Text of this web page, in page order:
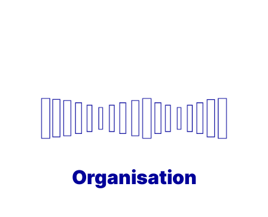
Organisation